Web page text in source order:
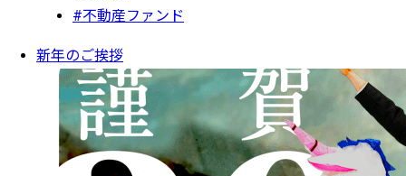
#不動産ファンド
新年のご挨拶